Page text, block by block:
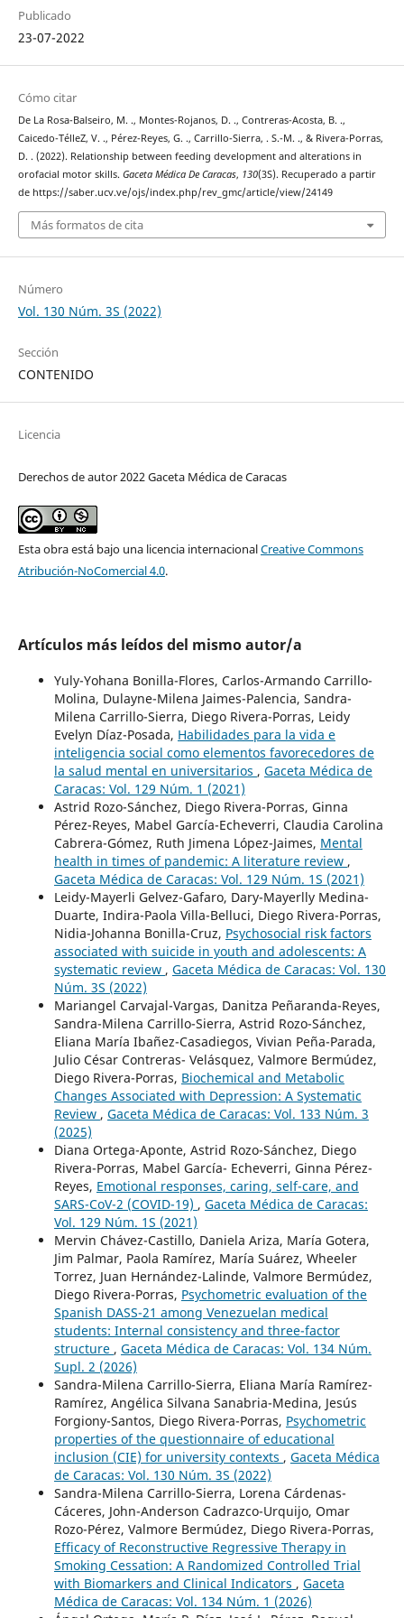
Publicado
23-07-2022
Cómo citar
De La Rosa-Balseiro, M. ., Montes-Rojanos, D. ., Contreras-Acosta, B. .,
Caicedo-TélleZ, V. ., Pérez-Reyes, G. ., Carrillo-Sierra, . S.-M. ., & Rivera-Porras,
D. . (2022). Relationship between feeding development and alterations in
orofacial motor skills. Gaceta Médica De Caracas, 130(3S). Recuperado a partir
de https://saber.ucv.ve/ojs/index.php/rev_gmc/article/view/24149
Más formatos de cita
Número
Vol. 130 Núm. 3S (2022)
Sección
CONTENIDO
Licencia
Derechos de autor 2022 Gaceta Médica de Caracas
Esta obra está bajo una licencia internacionalCreative Commons
Atribución-NoComercial 4.0.
Artículos más leídos del mismo autor/a
Yuly-Yohana Bonilla-Flores, Carlos-Armando Carrillo-
Molina, Dulayne-Milena Jaimes-Palencia, Sandra-
Milena Carrillo-Sierra, Diego Rivera-Porras, Leidy
Evelyn Díaz-Posada, Habilidades para la vida e
inteligencia social como elementos favorecedores de
la salud mental en universitarios , Gaceta Médica de
Caracas: Vol. 129 Núm. 1 (2021)
Astrid Rozo-Sánchez, Diego Rivera-Porras, Ginna
Pérez-Reyes, Mabel García-Echeverri, Claudia Carolina
Cabrera-Gómez, Ruth Jimena López-Jaimes, Mental
health in times of pandemic: A literature review ,
Gaceta Médica de Caracas: Vol. 129 Núm. 1S (2021)
Leidy-Mayerli Gelvez-Gafaro, Dary-Mayerlly Medina-
Duarte, Indira-Paola Villa-Belluci, Diego Rivera-Porras,
Nidia-Johanna Bonilla-Cruz, Psychosocial risk factors
associated with suicide in youth and adolescents: A
systematic review , Gaceta Médica de Caracas: Vol. 130
Núm. 3S (2022)
Mariangel Carvajal-Vargas, Danitza Peñaranda-Reyes,
Sandra-Milena Carrillo-Sierra, Astrid Rozo-Sánchez,
Eliana María Ibañez-Casadiegos, Vivian Peña-Parada,
Julio César Contreras- Velásquez, Valmore Bermúdez,
Diego Rivera-Porras, Biochemical and Metabolic
Changes Associated with Depression: A Systematic
Review , Gaceta Médica de Caracas: Vol. 133 Núm. 3
(2025)
Diana Ortega-Aponte, Astrid Rozo-Sánchez, Diego
Rivera-Porras, Mabel García- Echeverri, Ginna Pérez-
Reyes, Emotional responses, caring, self-care, and
SARS-CoV-2 (COVID-19) , Gaceta Médica de Caracas:
Vol. 129 Núm. 1S (2021)
Mervin Chávez-Castillo, Daniela Ariza, María Gotera,
Jim Palmar, Paola Ramírez, María Suárez, Wheeler
Torrez, Juan Hernández-Lalinde, Valmore Bermúdez,
Diego Rivera-Porras, Psychometric evaluation of the
Spanish DASS-21 among Venezuelan medical
students: Internal consistency and three-factor
structure , Gaceta Médica de Caracas: Vol. 134 Núm.
Supl. 2 (2026)
Sandra-Milena Carrillo-Sierra, Eliana María Ramírez-
Ramírez, Angélica Silvana Sanabria-Medina, Jesús
Forgiony-Santos, Diego Rivera-Porras, Psychometric
properties of the questionnaire of educational
inclusion (CIE) for university contexts , Gaceta Médica
de Caracas: Vol. 130 Núm. 3S (2022)
Sandra-Milena Carrillo-Sierra, Lorena Cárdenas-
Cáceres, John-Anderson Cadrazco-Urquijo, Omar
Rozo-Pérez, Valmore Bermúdez, Diego Rivera-Porras,
Efficacy of Reconstructive Regressive Therapy in
Smoking Cessation: A Randomized Controlled Trial
with Biomarkers and Clinical Indicators , Gaceta
Médica de Caracas: Vol. 134 Núm. 1 (2026)